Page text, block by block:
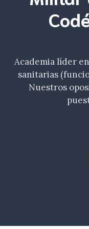
Academia líder
sanitarias
Nuestros